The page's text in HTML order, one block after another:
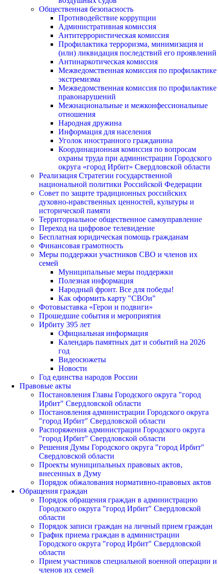
Общественная безопасность
Противодействие коррупции
Административная комиссия
Антитеррористическая комиссия
Профилактика терроризма, минимизация и
(или) ликвидация последствий его проявлений
Антинаркотическая комиссия
Межведомственная комиссия по профилактике
экстремизма
Межведомственная комиссия по профилактике
правонарушений
Межнациональные и межконфессиональные
отношения
Народная дружина
Информация для населения
Уголок иностранного гражданина
Координационная комиссия по вопросам
охраны труда при администрации Городского
округа «город Ирбит» Свердловской области
Реализация Стратегии государственной
национальной политики Российской Федерации
Совет по защите традиционных российских
духовно-нравственных ценностей, культуры и
исторической памяти
Территориальное общественное самоуправление
Переход на цифровое телевидение
Бесплатная юридическая помощь гражданам
Финансовая грамотность
Меры поддержки участников СВО и членов их
семей
Муниципальные меры поддержки
Полезная информация
Народный фронт. Все для победы!
Как оформить карту "СВОи"
Фотовыставка «Герои и подвиги»
Прошедшие события и мероприятия
Ирбиту 395 лет
Официальная информация
Календарь памятных дат и событий на 2026
год
Видеосюжеты
Новости
Год единства народов России
Правовые акты
Постановления Главы Городского округа "город
Ирбит" Свердловской области
Постановления администрации Городского округа
"город Ирбит" Свердловской области
Распоряжения администрации Городского округа
"город Ирбит" Свердловской области
Решения Думы Городского округа "город Ирбит"
Свердловской области
Проекты муниципальных правовых актов,
внесенных в Думу
Порядок обжалования нормативно-правовых актов
Обращения граждан
Порядок обращения граждан в администрацию
Городского округа "город Ирбит" Свердловской
области
Порядок записи граждан на личный прием граждан
График приема граждан в администрации
Городского округа "город Ирбит" Свердловской
области
Прием участников специальной военной операции и
членов их семей